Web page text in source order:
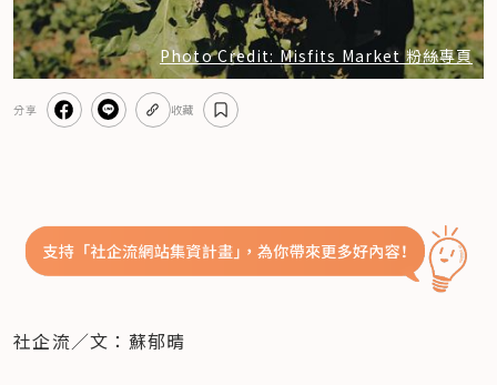
Photo Credit: Misfits Market 粉絲專頁
分享 收藏
社企流／文：蘇郁晴